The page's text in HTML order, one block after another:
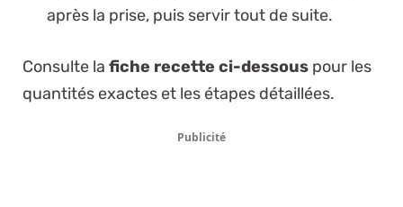
après la prise, puis servir tout de suite.
Consulte la fiche recette ci-dessous pour les
quantités exactes et les étapes détaillées.
Publicité